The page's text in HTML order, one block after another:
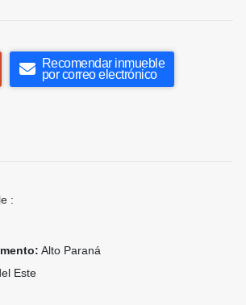
Recomendar inmueble
por correo electrónico
:
Alto Paraná
Este